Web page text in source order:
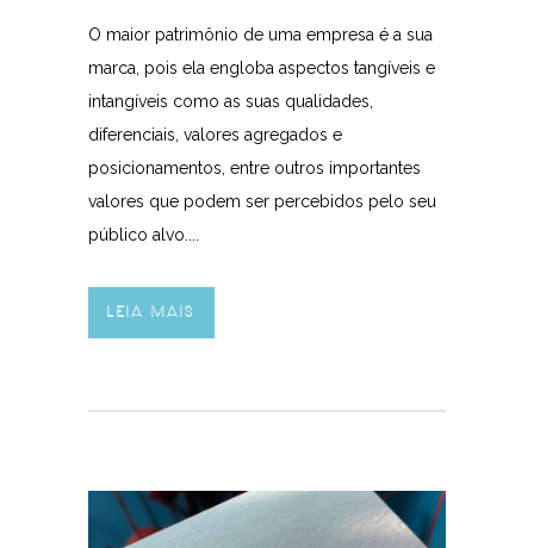
O maior patrimônio de uma empresa é a sua
marca, pois ela engloba aspectos tangíveis e
intangíveis como as suas qualidades,
diferenciais, valores agregados e
posicionamentos, entre outros importantes
valores que podem ser percebidos pelo seu
público alvo....
LEIA MAIS